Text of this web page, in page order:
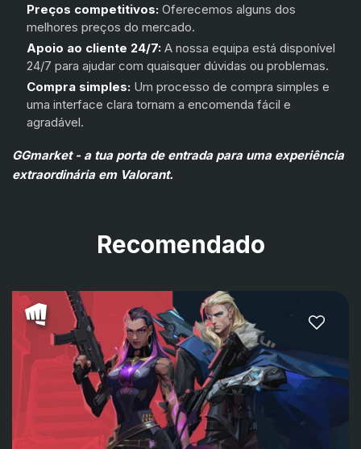
Preços competitivos: Oferecemos alguns dos
melhores preços do mercado.
Apoio ao cliente 24/7: A nossa equipa está disponível
24/7 para ajudar com quaisquer dúvidas ou problemas.
Compra simples: Um processo de compra simples e
uma interface clara tornam a encomenda fácil e
agradável.
GGmarket - a tua porta de entrada para uma experiência
extraordinária em Valorant.
Recomendado